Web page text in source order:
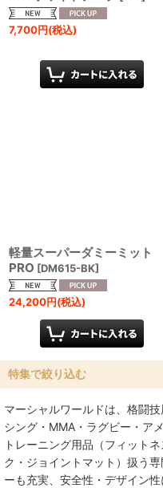
7,700円(税込)
軽量スーパーダミーミット
PRO [DM615-BK]
24,200円(税込)
特集で絞り込む
空手
MMA総合格闘技
柔術
マーシャルワールドは、格闘
シング・MMA・ラグビー・ア
トレーニング用品（フィット
ク・ジョイントマット）扱う
ーも充実、安全性・デザイン